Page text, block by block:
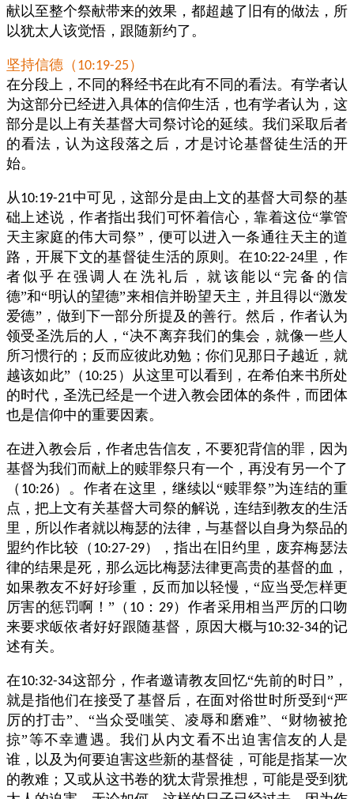
献以至整个祭献带来的效果，都超越了旧有的做法，所
以犹太人该觉悟，跟随新约了。
坚持信德（ 10:19-25 ）
在分段上，不同的释经书在此有不同的看法。有学者认
为这部分已经进入具体的信仰生活，也有学者认为，这
部分是以上有关基督大司祭讨论的延续。我们采取后者
的看法，认为这段落之后，才是讨论基督徒生活的开
始。
从10:19-21中可见，这部分是由上文的基督大司祭的基
础上述说，作者指出我们可怀着信心，靠着这位“掌管
天主家庭的伟大司祭”，便可以进入一条通往天主的道
路，开展下文的基督徒生活的原则。在10:22-24里，作
者似乎在强调人在洗礼后，就该能以“完备的信
德”和“明认的望德”来相信并盼望天主，并且得以“激发
爱德”，做到下一部分所提及的善行。然后，作者认为
领受圣洗后的人，“决不离弃我们的集会，就像一些人
所习惯行的；反而应彼此劝勉；你们见那日子越近，就
越该如此”（ 10:25 ）从这里可以看到，在希伯来书所处
的时代，圣洗已经是一个进入教会团体的条件，而团体
也是信仰中的重要因素。
在进入教会后，作者忠告信友，不要犯背信的罪，因为
基督为我们而献上的赎罪祭只有一个，再没有另一个了
（ 10:26）。作者在这里，继续以“赎罪祭”为连结的重
点，把上文有关基督大司祭的解说，连结到教友的生活
里，所以作者就以梅瑟的法律，与基督以自身为祭品的
盟约作比较（ 10:27-29），指出在旧约里，废弃梅瑟法
律的结果是死，那么远比梅瑟法律更高贵的基督的血，
如果教友不好好珍重，反而加以轻慢，“应当受怎样更
厉害的惩罚啊！”（ 10： 29）作者采用相当严厉的口吻
来要求皈依者好好跟随基督，原因大概与10:32-34的记
述有关。
在10:32-34这部分，作者邀请教友回忆“先前的时日”，
就是指他们在接受了基督后，在面对俗世时所受到“严
厉的打击”、“当众受嗤笑、凌辱和磨难”、“财物被抢
掠”等不幸遭遇。我们从内文看不出迫害信友的人是
谁，以及为何要迫害这些新的基督徒，可能是指某一次
的教难；又或从这书卷的犹太背景推想，可能是受到犹